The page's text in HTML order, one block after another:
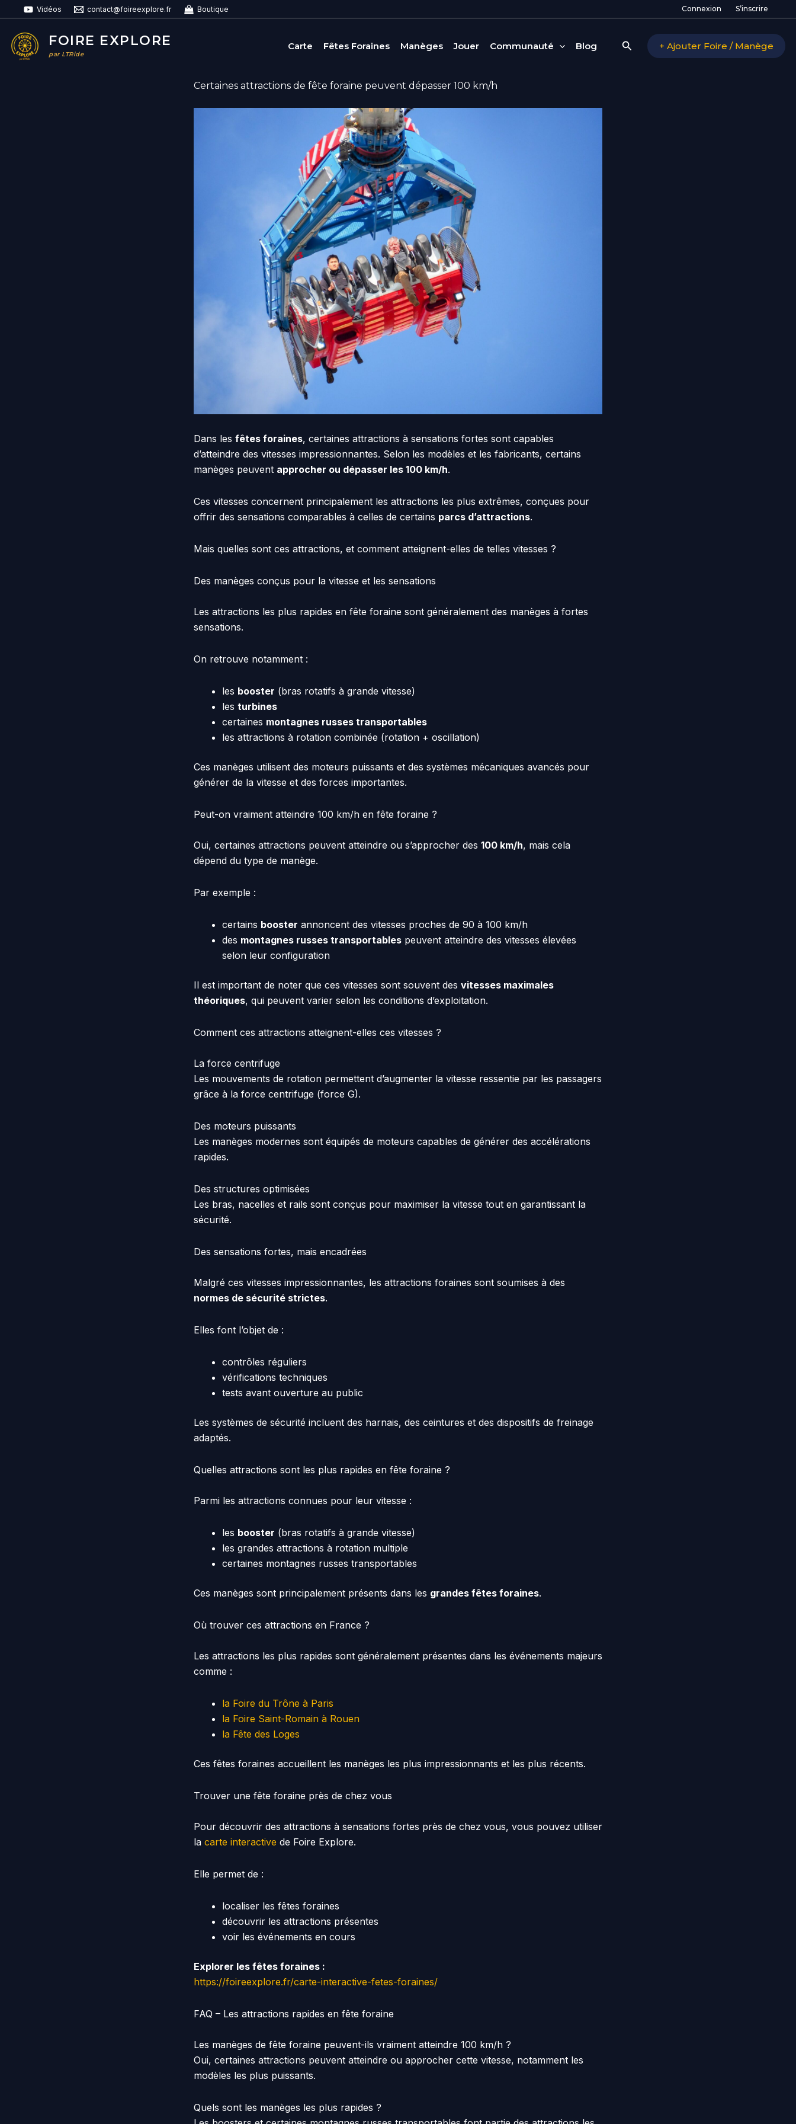
contenu
Vidéos contact@foireexplore.fr Boutique Connexion S’inscrire
FOIRE EXPLORE
par LTRide
Carte Fêtes Foraines Manèges Jouer Communauté Blog Rechercher+ Ajouter Foire / Manège
Certaines attractions de fête foraine peuvent dépasser 100 km/h
Dans les fêtes foraines, certaines attractions à sensations fortes sont capables
d’atteindre des vitesses impressionnantes. Selon les modèles et les fabricants, certains
manèges peuvent approcher ou dépasser les 100 km/h.
Ces vitesses concernent principalement les attractions les plus extrêmes, conçues pour
offrir des sensations comparables à celles de certains parcs d’attractions.
Mais quelles sont ces attractions, et comment atteignent-elles de telles vitesses ?
Des manèges conçus pour la vitesse et les sensations
Les attractions les plus rapides en fête foraine sont généralement des manèges à fortes
sensations.
On retrouve notamment :
les booster (bras rotatifs à grande vitesse)
les turbines
certaines montagnes russes transportables
les attractions à rotation combinée (rotation + oscillation)
Ces manèges utilisent des moteurs puissants et des systèmes mécaniques avancés pour
générer de la vitesse et des forces importantes.
Peut-on vraiment atteindre 100 km/h en fête foraine ?
Oui, certaines attractions peuvent atteindre ou s’approcher des 100 km/h, mais cela
dépend du type de manège.
Par exemple :
certains booster annoncent des vitesses proches de 90 à 100 km/h
des montagnes russes transportables peuvent atteindre des vitesses élevées
selon leur configuration
Il est important de noter que ces vitesses sont souvent des vitesses maximales
théoriques, qui peuvent varier selon les conditions d’exploitation.
Comment ces attractions atteignent-elles ces vitesses ?
La force centrifuge
Les mouvements de rotation permettent d’augmenter la vitesse ressentie par les passagers
grâce à la force centrifuge (force G).
Des moteurs puissants
Les manèges modernes sont équipés de moteurs capables de générer des accélérations
rapides.
Des structures optimisées
Les bras, nacelles et rails sont conçus pour maximiser la vitesse tout en garantissant la
sécurité.
Des sensations fortes, mais encadrées
Malgré ces vitesses impressionnantes, les attractions foraines sont soumises à des
normes de sécurité strictes.
Elles font l’objet de :
contrôles réguliers
vérifications techniques
tests avant ouverture au public
Les systèmes de sécurité incluent des harnais, des ceintures et des dispositifs de freinage
adaptés.
Quelles attractions sont les plus rapides en fête foraine ?
Parmi les attractions connues pour leur vitesse :
les booster (bras rotatifs à grande vitesse)
les grandes attractions à rotation multiple
certaines montagnes russes transportables
Ces manèges sont principalement présents dans les grandes fêtes foraines.
Où trouver ces attractions en France ?
Les attractions les plus rapides sont généralement présentes dans les événements majeurs
comme :
la Foire du Trône à Paris
la Foire Saint-Romain à Rouen
la Fête des Loges
Ces fêtes foraines accueillent les manèges les plus impressionnants et les plus récents.
Trouver une fête foraine près de chez vous
Pour découvrir des attractions à sensations fortes près de chez vous, vous pouvez utiliser
la carte interactive de Foire Explore.
Elle permet de :
localiser les fêtes foraines
découvrir les attractions présentes
voir les événements en cours
Explorer les fêtes foraines :
https://foireexplore.fr/carte-interactive-fetes-foraines/
FAQ – Les attractions rapides en fête foraine
Les manèges de fête foraine peuvent-ils vraiment atteindre 100 km/h ?
Oui, certaines attractions peuvent atteindre ou approcher cette vitesse, notamment les
modèles les plus puissants.
Quels sont les manèges les plus rapides ?